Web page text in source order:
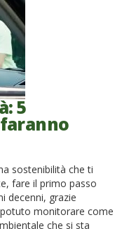
5
sostenibilità che ti
fare il primo passo
decenni, grazie
monitorare come
che si sta